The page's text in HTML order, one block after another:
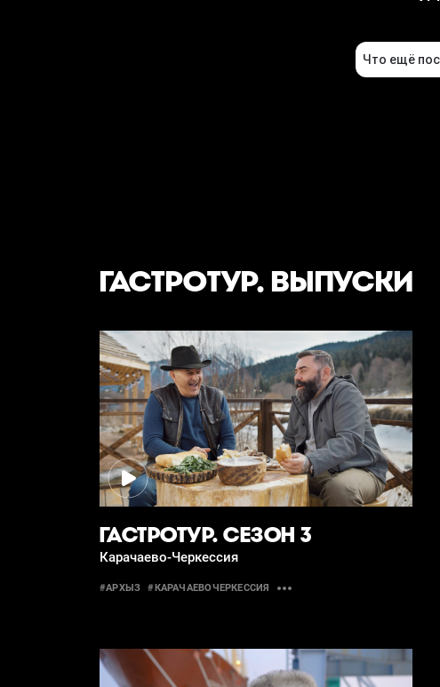
ГАСТРОТУР. ВЫПУСКИ
ГАСТРОТУР. СЕЗОН 3
Карачаево-Черкессия
#АРХЫЗ #КАРАЧАЕВОЧЕРКЕССИЯ